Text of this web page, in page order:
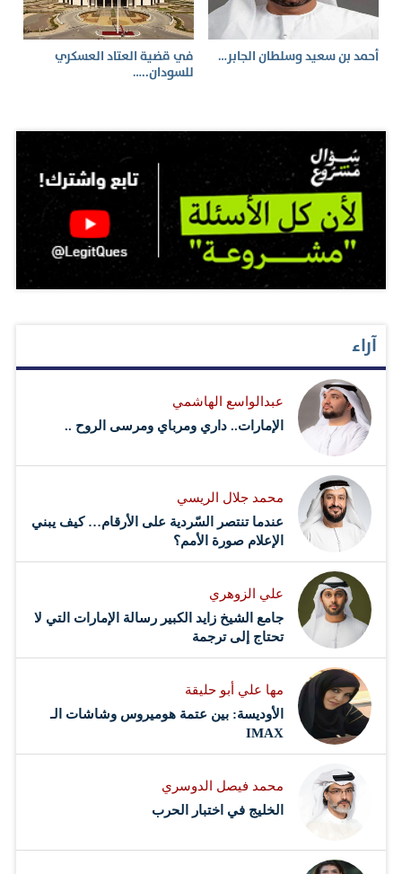
أحمد بن سعيد وسلطان الجابر… في قضية العتاد العسكري
للسودان..…
آراء
عبدالواسع الهاشمي
الإمارات.. داري ومرباي ومرسى الروح ..
محمد جلال الريسي
عندما تنتصر السّردية على الأرقام… كيف يبني
الإعلام صورة الأمم؟
علي الزوهري
جامع الشيخ زايد الكبير رسالة الإمارات التي لا
تحتاج إلى ترجمة
مها علي أبو حليقة
الأوديسة: بين عتمة هوميروس وشاشات الـ
IMAX
محمد فيصل الدوسري ​
‏الخليج في اختبار الحرب